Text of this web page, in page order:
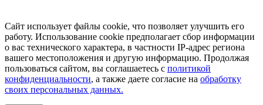
Сайт использует файлы cookie, что позволяет улучшить его
работу. Использование cookie предполагает сбор информации
о вас технического характера, в частности IP-адрес региона
вашего местоположения и другую информацию. Продолжая
пользоваться сайтом, вы соглашаетесь с политикой
конфиденциальности, а также даете согласие на обработку
своих персональных данных.